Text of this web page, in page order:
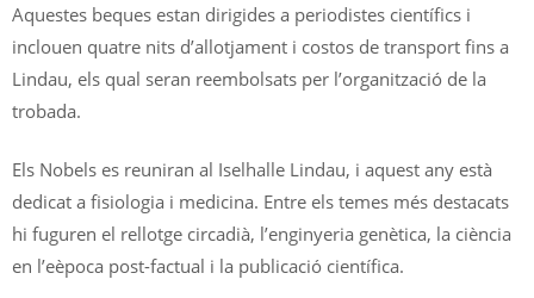
Aquestes beques estan dirigides a periodistes científics i
inclouen quatre nits d’allotjament i costos de transport fins a
Lindau, els qual seran reembolsats per l’organització de la
trobada.
Els Nobels es reuniran al Iselhalle Lindau, i aquest any està
dedicat a fisiologia i medicina. Entre els temes més destacats
hi fuguren el rellotge circadià, l’enginyeria genètica, la ciència
en l’eèpoca post-factual i la publicació científica.